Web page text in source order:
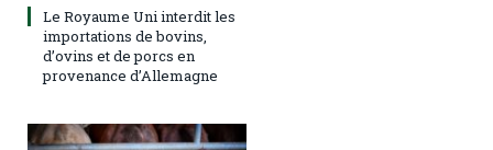
Le Royaume Uni interdit les
importations de bovins,
d’ovins et de porcs en
provenance d’Allemagne